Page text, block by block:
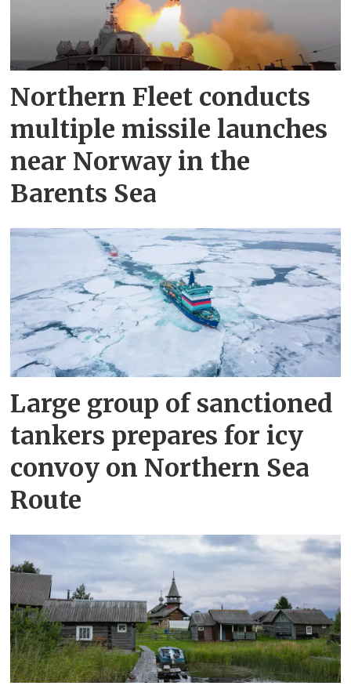
Northern Fleet conducts
multiple missile launches
near Norway in the
Barents Sea
Large group of sanctioned
tankers prepares for icy
convoy on Northern Sea
Route